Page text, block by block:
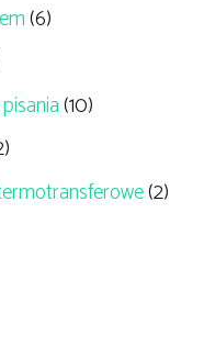
(6)
(10)
(2)